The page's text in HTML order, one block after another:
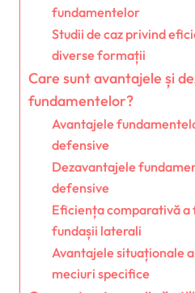
fundamentelor
Studii de caz privind
diverse formații
Care sunt avantajele și
fundamentelor?
Avantajele
defensive
Dezavantajele
defensive
Eficiența comparativă
fundașii laterali
Avantajele situaționale
meciuri specifice